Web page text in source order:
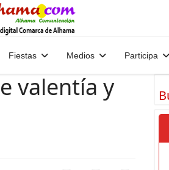
Fiestas Medios Participa
valentía y